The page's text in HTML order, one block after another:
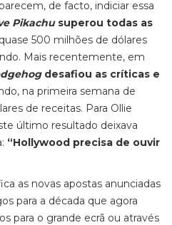
de facto, indiciar essa
Pikachu superou todas as
500 milhões de dólares
Mais recentemente, em
desafiou as críticas e
na primeira semana de
de receitas. Para Ollie
último resultado deixava
“Hollywood precisa de ouvir
as novas apostas anunciadas
para a década que agora
para o grande ecrã ou através